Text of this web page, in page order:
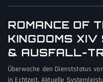
SPIELPERSPEKTIVE
Keine Perspektiven angegeben
PLATTFORMEN
PC (Microsoft Windows)
ROMANCE OF
KINGDOMS
& AUSFALL-
Überwache den Dienststatus
in Echtzeit. Aktuelle